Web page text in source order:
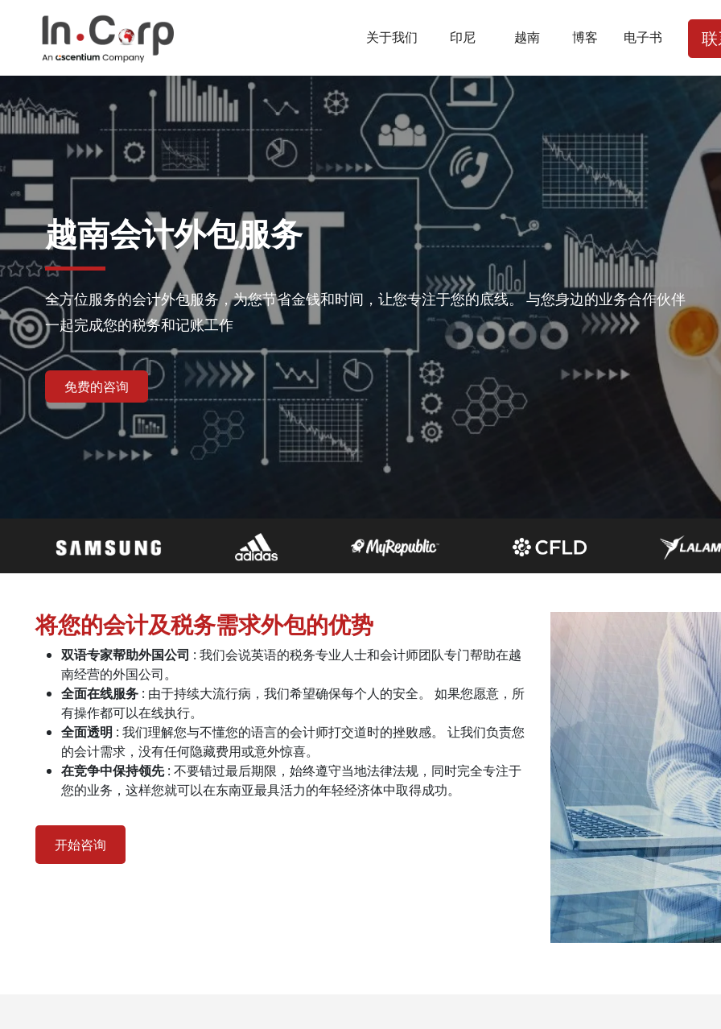
content
关于我们 印尼 越南 博客 电子书
越南会计外包服务
全方位服务的会计外包服务，为您节省金钱和时间，让您专注于您的底线。 与您身边的业务合作伙伴
一起完成您的税务和记账工作
免费的咨询
将您的会计及税务需求外包的优势
双语专家帮助外国公司 : 我们会说英语的税务专业人士和会计师团队专门帮助在越
南经营的外国公司。
全面在线服务 : 由于持续大流行病，我们希望确保每个人的安全。 如果您愿意，所
有操作都可以在线执行。
全面透明 : 我们理解您与不懂您的语言的会计师打交道时的挫败感。 让我们负责您
的会计需求，没有任何隐藏费用或意外惊喜。
在竞争中保持领先: 不要错过最后期限，始终遵守当地法律法规，同时完全专注于
您的业务，这样您就可以在东南亚最具活力的年轻经济体中取得成功。
开始咨询